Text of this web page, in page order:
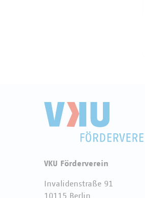
VKU Förderverein
Invalidenstraße 91
10115 Berlin